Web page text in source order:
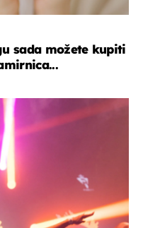
sada možete kupiti